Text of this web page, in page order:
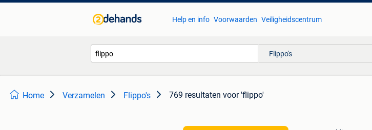
Help en info Voorwaarden Veiligheidscentrum
Flippo's
Home Verzamelen Flippo's 769 resultaten voor 'flippo'